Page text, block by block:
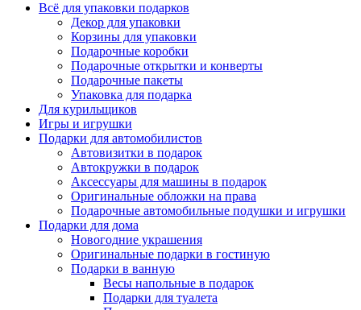
Всё для упаковки подарков
Декор для упаковки
Корзины для упаковки
Подарочные коробки
Подарочные открытки и конверты
Подарочные пакеты
Упаковка для подарка
Для курильщиков
Игры и игрушки
Подарки для автомобилистов
Автовизитки в подарок
Автокружки в подарок
Аксессуары для машины в подарок
Оригинальные обложки на права
Подарочные автомобильные подушки и игрушки
Подарки для дома
Новогодние украшения
Оригинальные подарки в гостиную
Подарки в ванную
Весы напольные в подарок
Подарки для туалета